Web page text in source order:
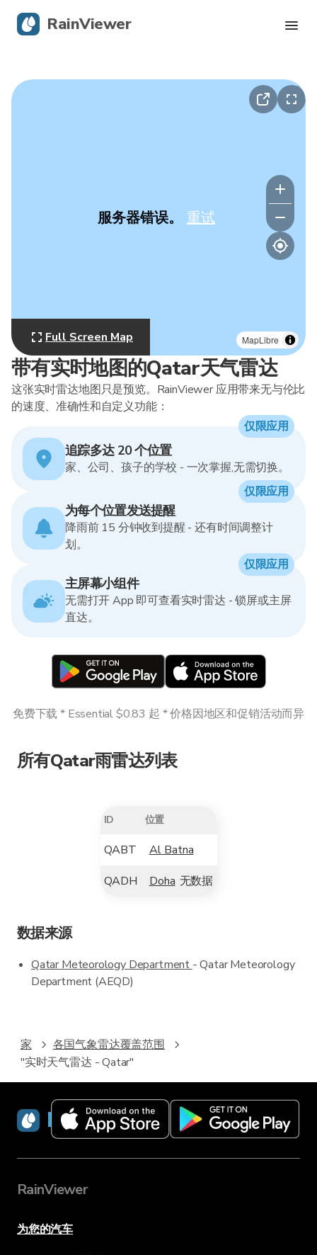
带有实时地图的Qatar天气雷达
这张实时雷达地图只是预览。RainViewer 应用带来无与伦比
的速度、准确性和自定义功能：
追踪多达 20 个位置
家、公司、孩子的学校 - 一次掌握,无需切换。
仅限应用
为每个位置发送提醒
降雨前 15 分钟收到提醒 - 还有时间调整计
划。
仅限应用
主屏幕小组件
无需打开 App 即可查看实时雷达 - 锁屏或主屏
直达。
仅限应用
免费下载 * Essential $0.83 起 * 价格因地区和促销活动而异
MapLibre
服务器错误。 重试
Full Screen Map
所有Qatar雨雷达列表
ID 位置
QABT
Al Batna
QADH
Doha 无数据
数据来源
Qatar Meteorology Department - Qatar Meteorology
Department (AEQD)
家
各国气象雷达覆盖范围
"实时天气雷达 - Qatar"
RainViewer
RainViewer
为您的汽车
RainViewer